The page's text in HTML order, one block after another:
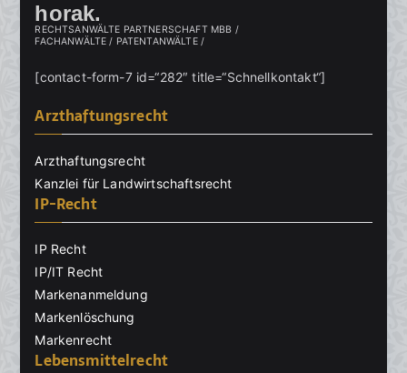
horak.
RECHTSANWÄLTE PARTNERSCHAFT MBB /
FACHANWÄLTE / PATENTANWÄLTE /
[contact-form-7 id=“282″ title=“Schnellkontakt“]
Arzthaftungsrecht
Arzthaftungsrecht
Kanzlei für Landwirtschaftsrecht
IP-Recht
IP Recht
IP/IT Recht
Markenanmeldung
Markenlöschung
Markenrecht
Lebensmittelrecht